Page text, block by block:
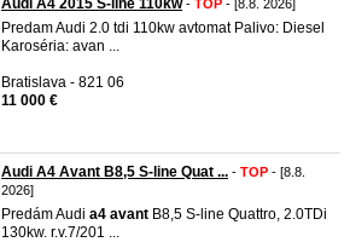
Audi A4 2015 S-line 110kw- TOP - [8.8. 2026]
Predam Audi 2.0 tdi 110kw avtomat Palivo: Diesel
Karoséria: avan ...
Bratislava - 821 06
11 000 €
Audi A4 Avant B8,5 S-line Quat ... - TOP - [8.8.
2026]
Predám Audi a4 avant B8,5 S-line Quattro, 2.0TDi
130kw. r.v.7/201 ...